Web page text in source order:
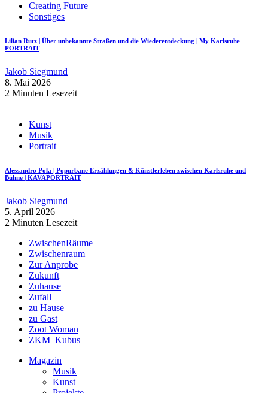
Creating Future
Sonstiges
Lilian Rutz | Über unbekannte Straßen und die Wiederentdeckung | My Karlsruhe
PORTRAIT
Jakob Siegmund
8. Mai 2026
2 Minuten Lesezeit
Kunst
Musik
Portrait
Alessandro Pola | Popurbane Erzählungen & Künstlerleben zwischen Karlsruhe und
Bühne | KAVAPORTRAIT
Jakob Siegmund
5. April 2026
2 Minuten Lesezeit
ZwischenRäume
Zwischenraum
Zur Anprobe
Zukunft
Zuhause
Zufall
zu Hause
zu Gast
Zoot Woman
ZKM_Kubus
Magazin
Musik
Kunst